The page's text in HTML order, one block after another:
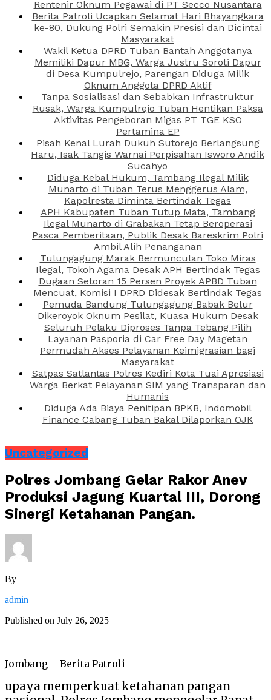
Rentenir Oknum Pegawai di PT Secco Nusantara
Berita Patroli Ucapkan Selamat Hari Bhayangkara
ke-80, Dukung Polri Semakin Presisi dan Dicintai
Masyarakat
Wakil Ketua DPRD Tuban Bantah Anggotanya
Memiliki Dapur MBG, Warga Justru Soroti Dapur
di Desa Kumpulrejo, Parengan Diduga Milik
Oknum Anggota DPRD Aktif
Tanpa Sosialisasi dan Sebabkan Infrastruktur
Rusak, Warga Kumpulrejo Tuban Hentikan Paksa
Aktivitas Pengeboran Migas PT TGE KSO
Pertamina EP
Pisah Kenal Lurah Dukuh Sutorejo Berlangsung
Haru, Isak Tangis Warnai Perpisahan Isworo Andik
Sucahyo
Diduga Kebal Hukum, Tambang Ilegal Milik
Munarto di Tuban Terus Menggerus Alam,
Kapolresta Diminta Bertindak Tegas
APH Kabupaten Tuban Tutup Mata, Tambang
Ilegal Munarto di Grabakan Tetap Beroperasi
Pasca Pemberitaan, Publik Desak Bareskrim Polri
Ambil Alih Penanganan
Tulungagung Marak Bermunculan Toko Miras
Ilegal, Tokoh Agama Desak APH Bertindak Tegas
Dugaan Setoran 15 Persen Proyek APBD Tuban
Mencuat, Komisi I DPRD Didesak Bertindak Tegas
Pemuda Bandung Tulungagung Babak Belur
Dikeroyok Oknum Pesilat, Kuasa Hukum Desak
Seluruh Pelaku Diproses Tanpa Tebang Pilih
Layanan Pasporia di Car Free Day Magetan
Permudah Akses Pelayanan Keimigrasian bagi
Masyarakat
Satpas Satlantas Polres Kediri Kota Tuai Apresiasi
Warga Berkat Pelayanan SIM yang Transparan dan
Humanis
Diduga Ada Biaya Penitipan BPKB, Indomobil
Finance Cabang Tuban Bakal Dilaporkan OJK
Uncategorized
Polres Jombang Gelar Rakor Anev
Produksi Jagung Kuartal III, Dorong
Sinergi Ketahanan Pangan.
By
admin
Published on July 26, 2025
Jombang – Berita Patroli
upaya memperkuat ketahanan pangan